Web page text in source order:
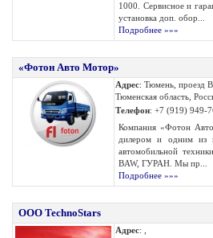
1000. Сервисное и
установка доп. обор...
Подробнее »»»
«Фотон Авто Мотор»
Адрес: Тюмень, проезд
Тюменская область,
Телефон: +7 (919) 949-
Компания «Фотон
дилером и одним из
автомобильной
BAW, ГУРАН. Мы пр...
Подробнее »»»
OOO TechnoStars
Адрес: ,